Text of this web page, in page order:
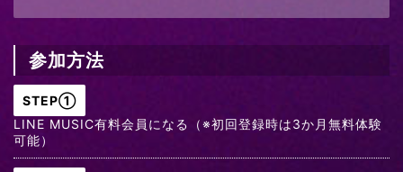
参加方法
STEP①
LINE MUSIC有料会員になる（※初回登録時は3か月無料体験
可能）